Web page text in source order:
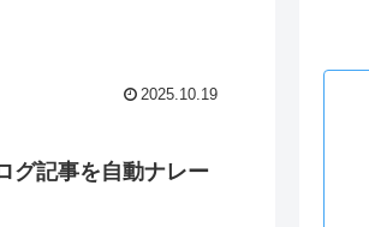
2025.10.19
グ記事を自動ナレー